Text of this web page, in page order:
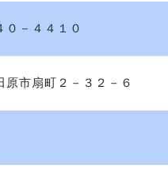
０－４４１０
原市扇町２－３２－６